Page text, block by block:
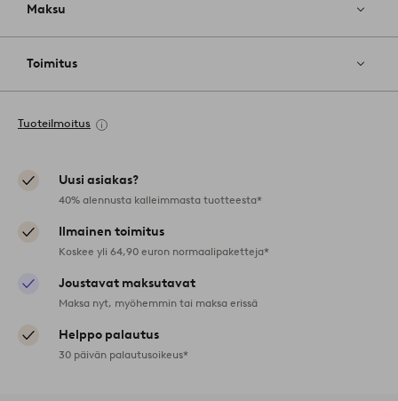
Maksu
Toimitus
Tuoteilmoitus
Uusi asiakas?
40% alennusta kalleimmasta tuotteesta*
Ilmainen toimitus
Koskee yli 64,90 euron normaalipaketteja*
Joustavat maksutavat
Maksa nyt, myöhemmin tai maksa erissä
Helppo palautus
30 päivän palautusoikeus*